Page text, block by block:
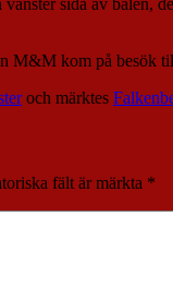
sida av bålen,
M&M kom på besök
och märktes
fält är märkta *